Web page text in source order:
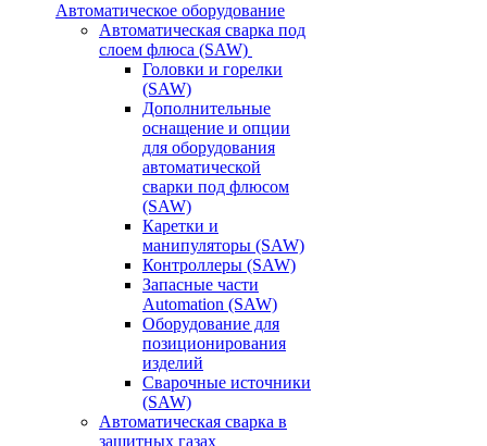
Автоматическое оборудование
Автоматическая сварка под
слоем флюса (SAW)
Головки и горелки
(SAW)
Дополнительные
оснащение и опции
для оборудования
автоматической
сварки под флюсом
(SAW)
Каретки и
манипуляторы (SAW)
Контроллеры (SAW)
Запасные части
Automation (SAW)
Оборудование для
позиционирования
изделий
Сварочные источники
(SAW)
Автоматическая сварка в
защитных газах